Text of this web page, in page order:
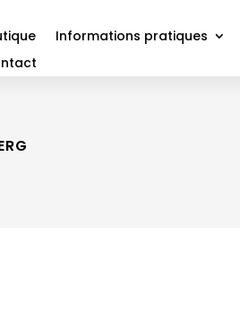
Informations pratiques